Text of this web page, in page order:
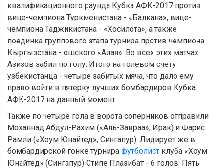
квалификационного раунда Кубка АФК-2017 против
вице-чемпиона Туркменистана - «Балкана», вице-
чемпиона Таджикистана - «Хосилота», а также
поединка группового этапа турнира против чемпиона
Кыргызстана - ошского «Алая». Во всех этих матчах
Азизов забил по голу. Итого на голевом счету
узбекистанца - четыре забитых мяча, что дало ему
право войти в пятерку лучших бомбардиров Кубка
АФК-2017 на данный момент.
Также по четыре гола в ворота соперников отправили
Моханнад Абдул-Рахим («Аль-Завраа», Ирак) и Фарис
Рамли («Хоум Юнайтед», Сингапур). Лидирует же в
бомбардирской гонке турнира футболист клуба «Хоум
Юнайтед» (Сингапур) Стипе Плазибат - 6 голов. Пять